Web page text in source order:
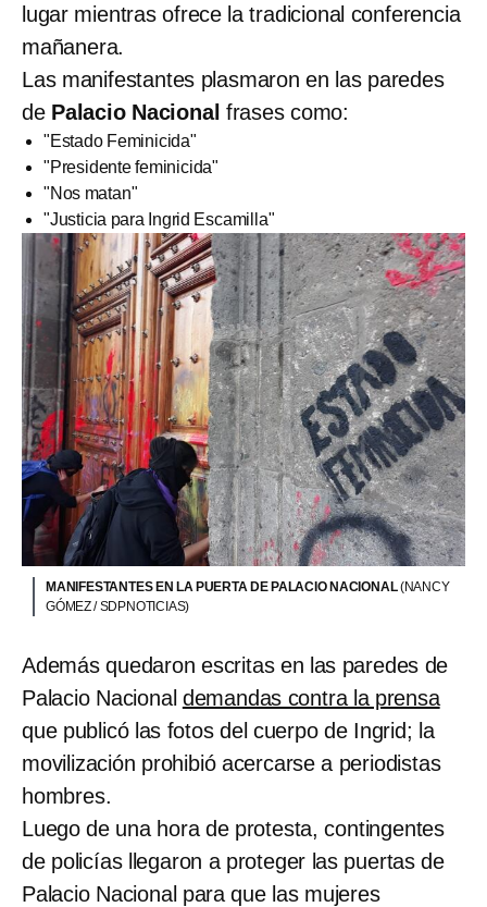
lugar mientras ofrece la tradicional conferencia
mañanera.
Las manifestantes plasmaron en las paredes
de Palacio Nacional frases como:
"Estado Feminicida"
"Presidente feminicida"
"Nos matan"
"Justicia para Ingrid Escamilla"
MANIFESTANTES EN LA PUERTA DE PALACIO NACIONAL(NANCY
GÓMEZ / SDPNOTICIAS)
Además quedaron escritas en las paredes de
Palacio Nacional demandas contra la prensa
que publicó las fotos del cuerpo de Ingrid; la
movilización prohibió acercarse a periodistas
hombres.
Luego de una hora de protesta, contingentes
de policías llegaron a proteger las puertas de
Palacio Nacional para que las mujeres